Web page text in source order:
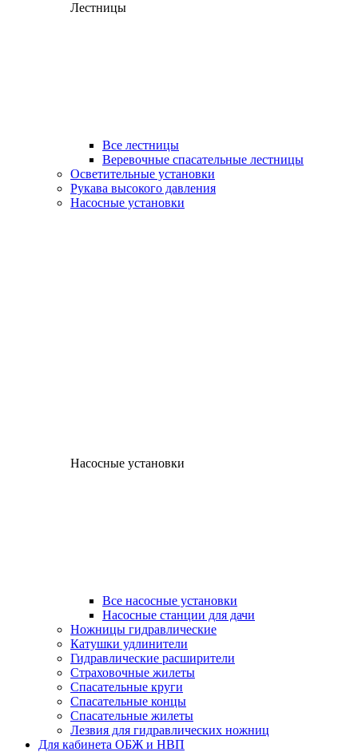
Лестницы
Все лестницы
Веревочные спасательные лестницы
Осветительные установки
Рукава высокого давления
Насосные установки
Насосные установки
Все насосные установки
Насосные станции для дачи
Ножницы гидравлические
Катушки удлинители
Гидравлические расширители
Страховочные жилеты
Спасательные круги
Спасательные концы
Спасательные жилеты
Лезвия для гидравлических ножниц
Для кабинета ОБЖ и НВП